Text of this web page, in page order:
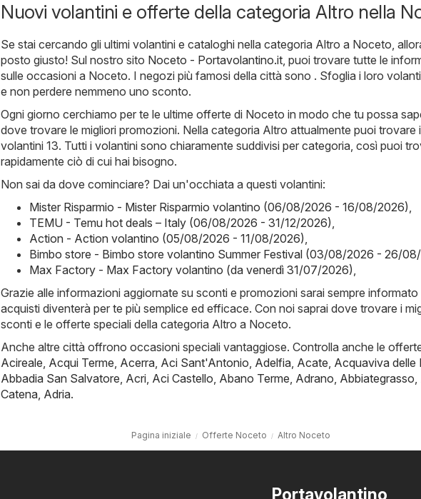
Nuovi volantini e offerte della categoria Altro nella
Se stai cercando gli ultimi volantini e cataloghi nella categoria Altro a Noceto,
posto giusto! Sul nostro sito Noceto - Portavolantino.it, puoi trovare tutte le
sulle occasioni a Noceto. I negozi più famosi della città sono . Sfoglia i loro
e non perdere nemmeno uno sconto.
Ogni giorno cerchiamo per te le ultime offerte di Noceto in modo che tu possa
dove trovare le migliori promozioni. Nella categoria Altro attualmente puoi trovare i
volantini 13. Tutti i volantini sono chiaramente suddivisi per categoria, così puoi
rapidamente ciò di cui hai bisogno.
Non sai da dove cominciare? Dai un'occhiata a questi volantini:
Mister Risparmio - Mister Risparmio volantino (06/08/2026 - 16/08/2026),
TEMU - Temu hot deals – Italy (06/08/2026 - 31/12/2026),
Action - Action volantino (05/08/2026 - 11/08/2026),
Bimbo store - Bimbo store volantino Summer Festival (03/08/2026 - 26/
Max Factory - Max Factory volantino (da venerdì 31/07/2026),
Grazie alle informazioni aggiornate su sconti e promozioni sarai sempre
acquisti diventerà per te più semplice ed efficace. Con noi saprai dove trovare i
sconti e le offerte speciali della categoria Altro a Noceto.
Anche altre città offrono occasioni speciali vantaggiose. Controlla anche le
Acireale, Acqui Terme, Acerra, Aci Sant'Antonio, Adelfia, Acate, Acquaviva delle
Abbadia San Salvatore, Acri, Aci Castello, Abano Terme, Adrano, Abbiategrasso,
Catena, Adria.
Pagina iniziale Offerte Noceto Altro Noceto